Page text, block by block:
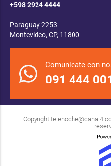
+598 2924 4444
Paraguay 2253
Montevideo, CP, 11800
Comunicate con
091 444 001
Copyright